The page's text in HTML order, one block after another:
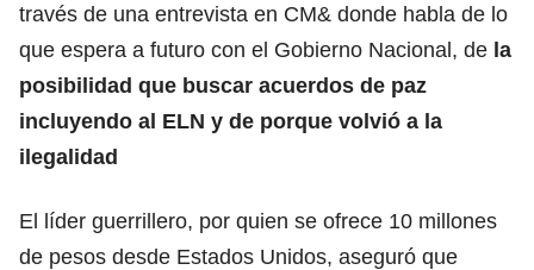
través de una entrevista en CM& donde habla de lo
que espera a futuro con el Gobierno Nacional, de la
posibilidad que buscar acuerdos de paz
incluyendo al ELN y de porque volvió a la
ilegalidad
El líder guerrillero, por quien se ofrece 10 millones
de pesos desde Estados Unidos, aseguró que